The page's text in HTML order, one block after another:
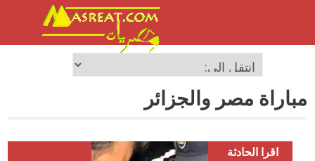
مباراة مصر والجزائر
اقرا الحادثة